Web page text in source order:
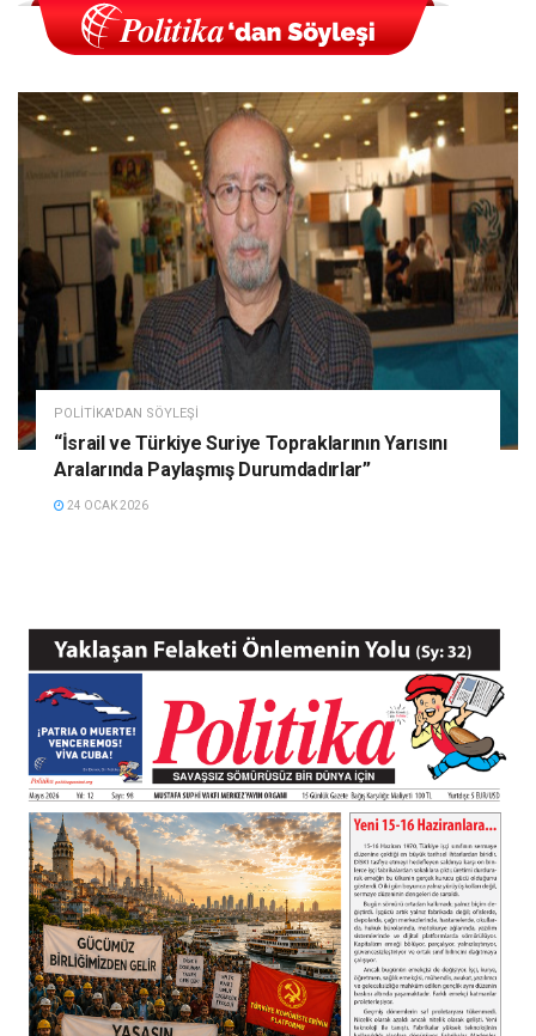
POLITIKA'DAN SÖYLEŞI
“İsrail ve Türkiye Suriye Topraklarının Yarısını
Aralarında Paylaşmış Durumdadırlar”
24 OCAK 2026